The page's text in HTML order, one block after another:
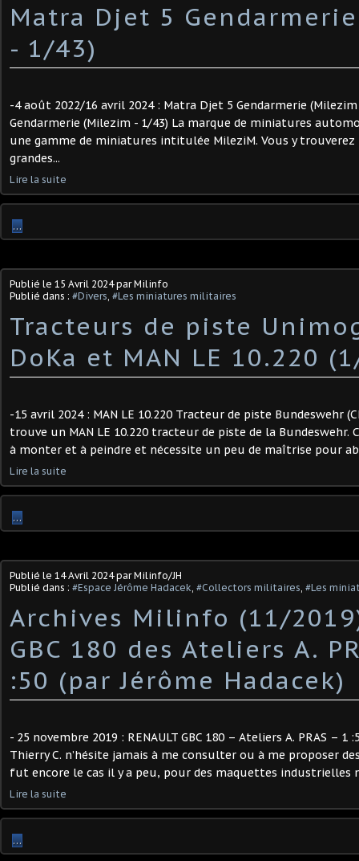
Matra Djet 5
- 1/43)
-4 août 2022/16 avril 2024 : Matra Djet 5 Gendarmerie
Gendarmerie (Milezim - 1/43) La marque de miniatures
une gamme de miniatures intitulée MileziM. Vous y trouverez
grandes...
Lire la suite
…
Publié le 15 Avril 2024par Milinfo
Publié dans : #Divers, #Les miniatures militaires
Tracteurs de piste
DoKa et MAN LE 10.220
-15 avril 2024 : MAN LE 10.220 Tracteur de piste Bundeswehr
trouve un MAN LE 10.220 tracteur de piste de la Bundeswehr.
à monter et à peindre et nécessite un peu de maîtrise pour
Lire la suite
…
Publié le 14 Avril 2024par Milinfo/JH
Publié dans : #Espace Jérôme Hadacek, #Collectors militaires, #Les
Archives Milinfo (11/
GBC 180 des Ateliers A.
:50 (par Jérôme Hadacek)
- 25 novembre 2019 : RENAULT GBC 180 – Ateliers A. PRAS – 1
Thierry C. n’hésite jamais à me consulter ou à me proposer
fut encore le cas il y a peu, pour des maquettes industrielles
Lire la suite
…